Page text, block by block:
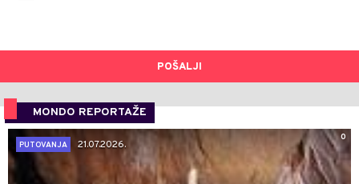
POŠALJI
MONDO REPORTAŽE
0
PUTOVANJA
21.07.2026.